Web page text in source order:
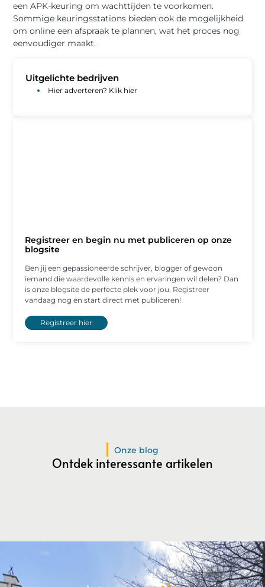
een APK-keuring om wachttijden te voorkomen.
Sommige keuringsstations bieden ook de mogelijkheid
om online een afspraak te plannen, wat het proces nog
eenvoudiger maakt.
Uitgelichte bedrijven
Hier adverteren? Klik hier
Registreer en begin nu met publiceren op onze
blogsite
Ben jij een gepassioneerde schrijver, blogger of gewoon
iemand die waardevolle kennis en ervaringen wil delen? Dan
is onze blogsite de perfecte plek voor jou. Registreer
vandaag nog en start direct met publiceren!
Registreer hier
Onze blog
Ontdek interessante artikelen